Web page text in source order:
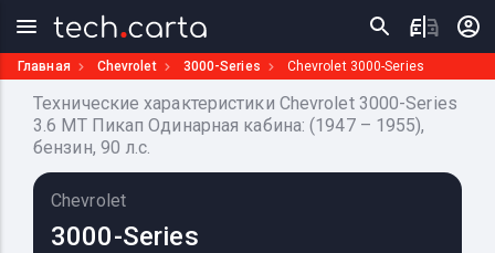
Главная Chevrolet 3000-Series Chevrolet 3000-Series
Технические характеристики Chevrolet 3000-Series
3.6 MT Пикап Одинарная кабина: (1947 – 1955),
бензин, 90 л.с.
Chevrolet
3000-Series